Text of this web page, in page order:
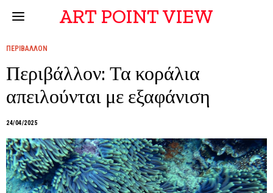
ART POINT VIEW
ΠΕΡΙΒΑΛΛΟΝ
Περιβάλλον: Τα κοράλια
απειλούνται με εξαφάνιση
24/04/2025